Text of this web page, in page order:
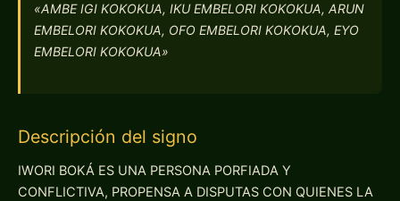
«AMBE IGI KOKOKUA, IKU EMBELORI KOKOKUA, ARUN
EMBELORI KOKOKUA, OFO EMBELORI KOKOKUA, EYO
EMBELORI KOKOKUA»
Descripción del signo
IWORI BOKÁ ES UNA PERSONA PORFIADA Y
CONFLICTIVA, PROPENSA A DISPUTAS CON QUIENES LA